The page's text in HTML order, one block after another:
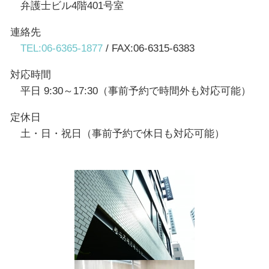
弁護士ビル4階401号室
連絡先
TEL:06-6365-1877 / FAX:06-6315-6383
対応時間
平日 9:30～17:30（事前予約で時間外も対応可能）
定休日
土・日・祝日（事前予約で休日も対応可能）